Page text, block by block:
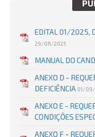
EDITAL 01/2025,
29/08/2025
MANUAL DO
ANEXO D -
DEFICIÊNCIA 01/
ANEXO E -
CONDIÇÕES
ANEXO F -